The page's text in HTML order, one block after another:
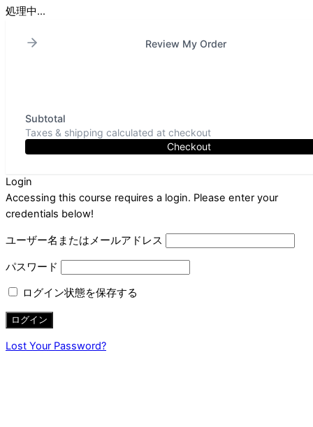
処理中...
Review My Order
Subtotal
Taxes & shipping calculated at checkout
Checkout
Login
Accessing this course requires a login. Please enter your
credentials below!
ユーザー名またはメールアドレス
パスワード
ログイン状態を保存する
Lost Your Password?